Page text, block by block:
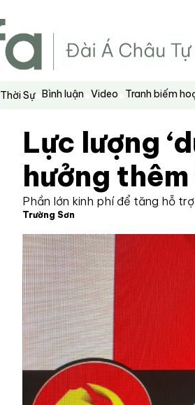
Thời Sự Bình luận Video Tranh biếm
Lực lượng
hưởng
Phần lớn kinh phí để tăng hỗ
Trường Sơn